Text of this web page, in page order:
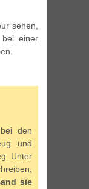
sehen,
einer
den
und
Unter
sie